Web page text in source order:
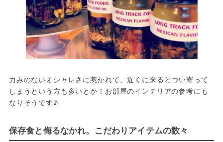
力みのないオシャレさに惹かれて、近くに来るとつい寄って
しまうという方も多いとか！お部屋のインテリアの参考にも
なりそうです♪
保存食と侮るなかれ。こだわりアイテムの数々